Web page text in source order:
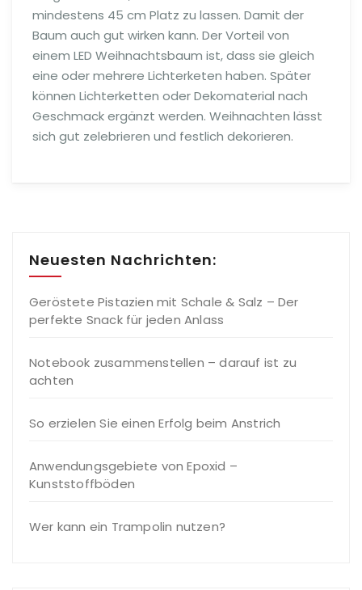
mindestens 45 cm Platz zu lassen. Damit der
Baum auch gut wirken kann. Der Vorteil von
einem LED Weihnachtsbaum ist, dass sie gleich
eine oder mehrere Lichterketen haben. Später
können Lichterketten oder Dekomaterial nach
Geschmack ergänzt werden. Weihnachten lässt
sich gut zelebrieren und festlich dekorieren.
Neuesten Nachrichten:
Geröstete Pistazien mit Schale & Salz – Der
perfekte Snack für jeden Anlass
Notebook zusammenstellen – darauf ist zu
achten
So erzielen Sie einen Erfolg beim Anstrich
Anwendungsgebiete von Epoxid –
Kunststoffböden
Wer kann ein Trampolin nutzen?